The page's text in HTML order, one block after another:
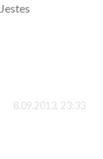
8.09.2013, 23:33